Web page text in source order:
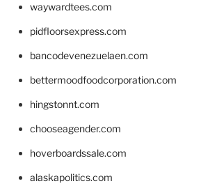
waywardtees.com
pidfloorsexpress.com
bancodevenezuelaen.com
bettermoodfoodcorporation.com
hingstonnt.com
chooseagender.com
hoverboardssale.com
alaskapolitics.com